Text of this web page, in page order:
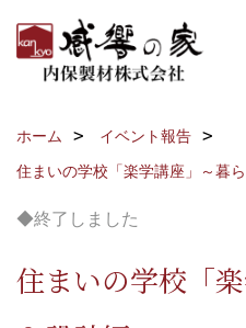
ホーム
イベント報告
住まいの学校「楽学講座」～暮
◆終了しました
住まいの学校「